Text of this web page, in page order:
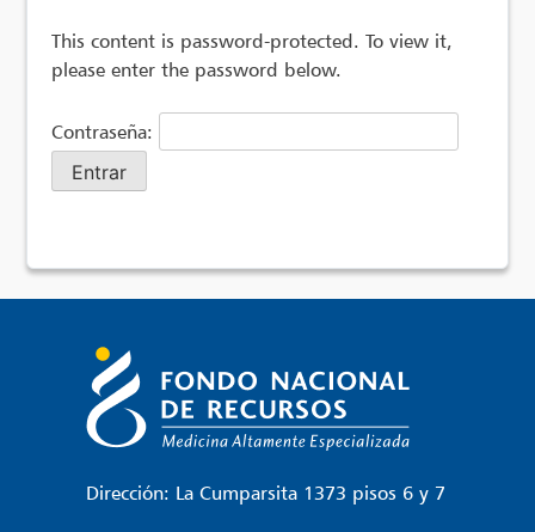
This content is password-protected. To view it,
please enter the password below.
Contraseña:
Dirección: La Cumparsita 1373 pisos 6 y 7